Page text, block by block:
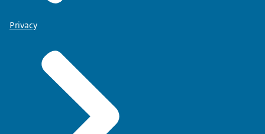
Privacy